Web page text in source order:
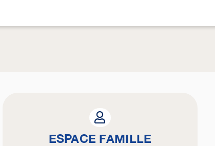
ESPACE FAMILLE